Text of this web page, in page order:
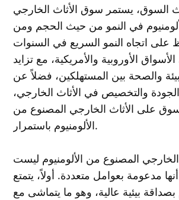
السوق، يستمر سوق الأثاث الخارجي
في النمو من حيث الحجم ومن
على اتجاه النمو السريع في السنوات
الأوروبية والأمريكية، مع تزايد
والصحة بين المستهلكين، فضلاً عن
والتخصيص في الأثاث الخارجي،
على الأثاث الخارجي المصنوع من
الألومنيوم باستمرار.
المصنوع من الألومنيوم ليست
مدعومة بعوامل متعددة. أولاً، يتمتع
بصداقة بيئية عالية، وهو ما يتماشى مع